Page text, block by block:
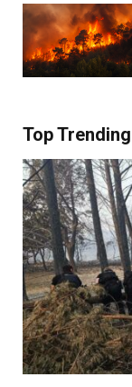
Top Trending